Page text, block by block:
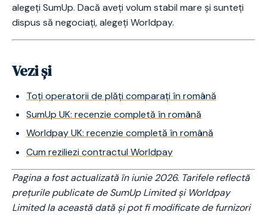
alegeți SumUp. Dacă aveți volum stabil mare și sunteți
dispus să negociați, alegeți Worldpay.
Vezi și
Toți operatorii de plăți comparați în română
SumUp UK: recenzie completă în română
Worldpay UK: recenzie completă în română
Cum reziliezi contractul Worldpay
Pagina a fost actualizată în iunie 2026. Tarifele reflectă
prețurile publicate de SumUp Limited și Worldpay
Limited la această dată și pot fi modificate de furnizori